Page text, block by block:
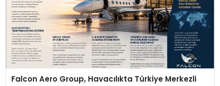
Falcon Aero Group, Havacılıkta Türkiye Merkezli